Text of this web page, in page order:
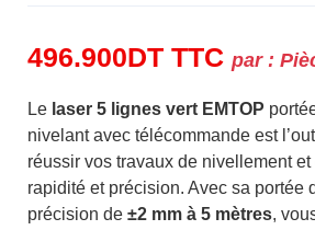
496.900DT TTC par :
Le laser 5 lignes vert EMTOP
nivelant avec télécommande est
réussir vos travaux de nivellement et
rapidité et précision. Avec sa portée
précision de ±2 mm à 5 mètres,